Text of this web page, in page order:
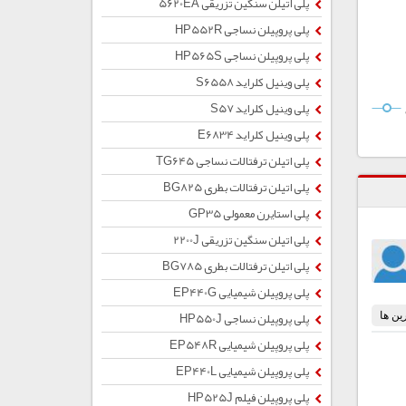
پلی پروپیلن نساجی HP552R
پلی پروپیلن نساجی HP565S
پلی وینیل کلراید S6558
پلی وینیل کلراید S57
پلی وینیل کلراید E6834
پلی اتیلن ترفتالات نساجی TG645
پلی اتیلن ترفتالات بطری BG825
پلی استایرن معمولی GP35
پلی اتیلن سنگین تزریقی 2200J
پلی اتیلن ترفتالات بطری BG785
پلی پروپیلن شیمیایی EP440G
پلی پروپیلن نساجی HP550J
پلی پروپیلن شیمیایی EP548R
پلی پروپیلن شیمیایی EP440L
پلی پروپیلن فیلم HP525J